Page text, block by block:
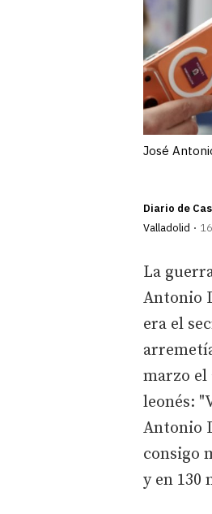
José
Diario de
Valladolid
La
Antonio
era el
marzo el
leonés:
Antonio
consigo
y en 130